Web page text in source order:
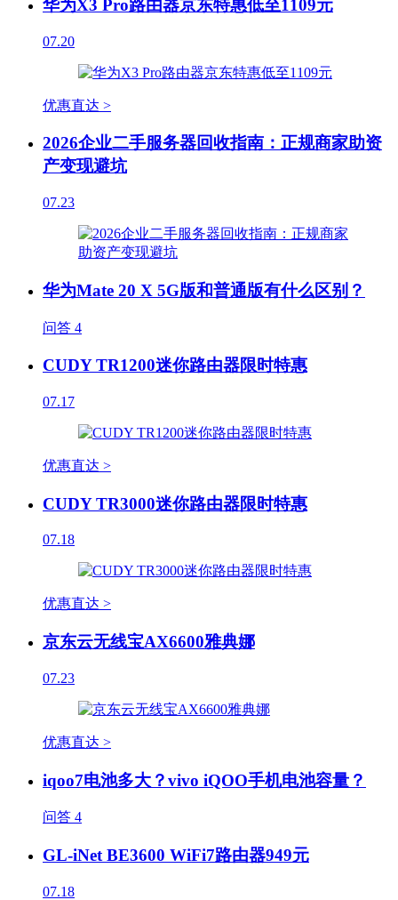
华为X3 Pro路由器京东特惠低至1109元
07.20
优惠直达 >
2026企业二手服务器回收指南：正规商家助资
产变现避坑
07.23
华为Mate 20 X 5G版和普通版有什么区别？
问答 4
CUDY TR1200迷你路由器限时特惠
07.17
优惠直达 >
CUDY TR3000迷你路由器限时特惠
07.18
优惠直达 >
京东云无线宝AX6600雅典娜
07.23
优惠直达 >
iqoo7电池多大？vivo iQOO手机电池容量？
问答 4
GL-iNet BE3600 WiFi7路由器949元
07.18